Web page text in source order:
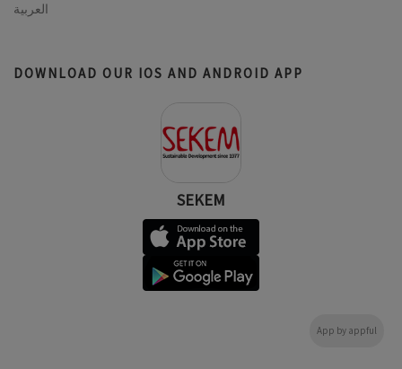
العربية
DOWNLOAD OUR IOS AND ANDROID APP
SEKEM
App by appful